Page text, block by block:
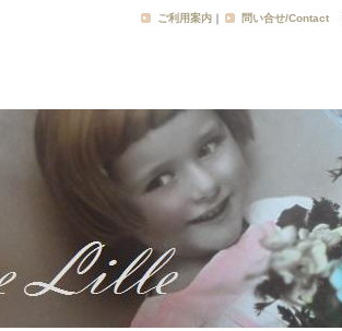
ご利用案内 ｜ 問い合せ/Contact